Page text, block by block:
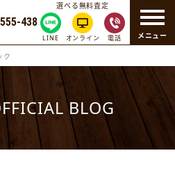
メニュー
438
選べる無料査定
LINE オンライン 電話
ク
BLOG